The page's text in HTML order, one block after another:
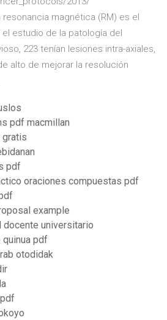
magnética (RM) es el
estudio de la patología del
223 tenían lesiones intra-axiales,
alto de mejorar la resolución
pdf macmillan
gratis
pdf
oraciones compuestas pdf
example
universitario
quinua pdf
otodidak